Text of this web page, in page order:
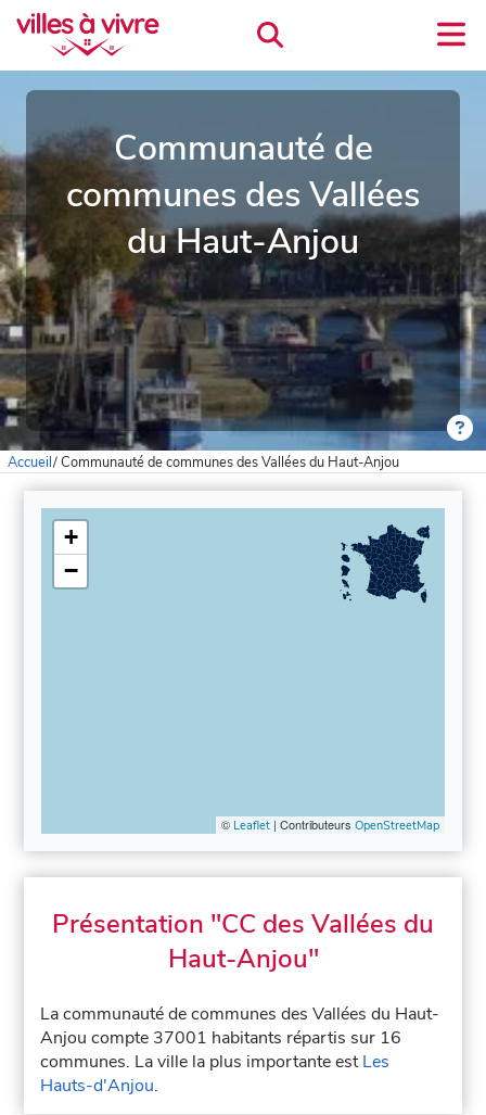
Communauté de
communes des Vallées
du Haut-Anjou
Accueil/Communauté de communes des Vallées du Haut-Anjou
+
−
© Leaflet| Contributeurs OpenStreetMap
Présentation "CC des Vallées du
Haut-Anjou"
La communauté de communes des Vallées du Haut-
Anjou compte 37001 habitants répartis sur 16
communes. La ville la plus importante estLes
Hauts-d'Anjou.